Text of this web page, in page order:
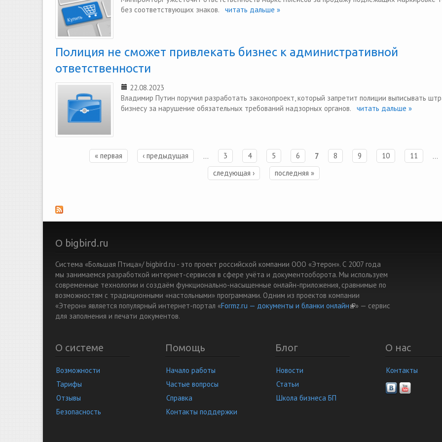
без соответствующих знаков. читать дальше »
Полиция не сможет привлекать бизнес к административной
ответственности
22.08.2023
Владимир Путин поручил разработать законопроект, который запретит полиции выписывать
бизнесу за нарушение обязательных требований надзорных органов. читать дальше »
Страницы
« первая ‹ предыдущая … 3 4 5 6 7 8 9 10 11
…
следующая ›
последняя »
О bigbird.ru
Система «Большая Птица»/ bigbird.ru - это проект российской компании ООО «Этерон». С 2007 года
мы занимаемся разработкой интернет-сервисов в сфере учёта и документооборота. Мы используем
современные технологии и создаём функционально-насыщенные онлайн-приложения, сравнимые по
возможностям с традиционными «настольными» программами. Одним из проектов компании
«Этерон» является популярный интернет-портал «Formz.ru — документы и бланки онлайн(link is external)
» — cервис
для заполнения и печати документов.
О системе
Возможности
Тарифы
Отзывы
Безопасность
Помощь
Начало работы
Частые вопросы
Справка
Контакты поддержки
Блог
Новости
Статьи
Школа бизнеса БП
О нас
Контакты